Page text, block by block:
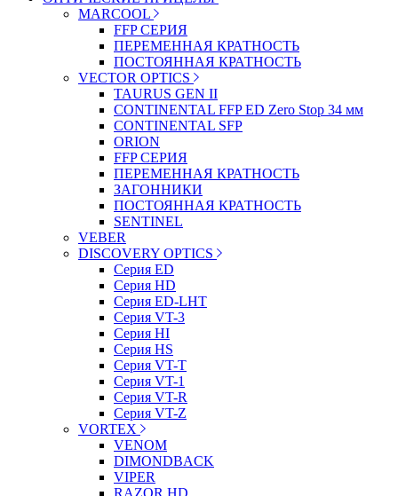
MARCOOL
FFP СЕРИЯ
ПЕРЕМЕННАЯ КРАТНОСТЬ
ПОСТОЯННАЯ КРАТНОСТЬ
VECTOR OPTICS
TAURUS GEN II
CONTINENTAL FFP ED Zero Stop 34 мм
CONTINENTAL SFP
ORION
FFP СЕРИЯ
ПЕРЕМЕННАЯ КРАТНОСТЬ
ЗАГОННИКИ
ПОСТОЯННАЯ КРАТНОСТЬ
SENTINEL
VEBER
DISCOVERY OPTICS
Серия ED
Серия HD
Серия ED-LHT
Серия VT-3
Серия HI
Серия HS
Серия VT-T
Серия VT-1
Серия VT-R
Серия VT-Z
VORTEX
VENOM
DIMONDBACK
VIPER
RAZOR HD